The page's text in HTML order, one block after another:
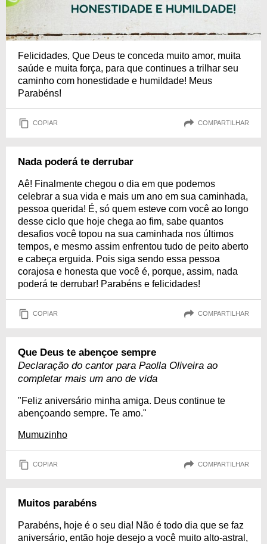
Felicidades, Que Deus te conceda muito amor, muita
saúde e muita força, para que continues a trilhar seu
caminho com honestidade e humildade! Meus
Parabéns!
COPIAR COMPARTILHAR
Nada poderá te derrubar
Aê! Finalmente chegou o dia em que podemos
celebrar a sua vida e mais um ano em sua caminhada,
pessoa querida! É, só quem esteve com você ao longo
desse ciclo que hoje chega ao fim, sabe quantos
desafios você topou na sua caminhada nos últimos
tempos, e mesmo assim enfrentou tudo de peito aberto
e cabeça erguida. Pois siga sendo essa pessoa
corajosa e honesta que você é, porque, assim, nada
poderá te derrubar! Parabéns e felicidades!
COPIAR COMPARTILHAR
Que Deus te abençoe sempre
Declaração do cantor para Paolla Oliveira ao
completar mais um ano de vida
"Feliz aniversário minha amiga. Deus continue te
abençoando sempre. Te amo."
Mumuzinho
COPIAR COMPARTILHAR
Muitos parabéns
Parabéns, hoje é o seu dia! Não é todo dia que se faz
aniversário, então hoje desejo a você muito alto-astral,